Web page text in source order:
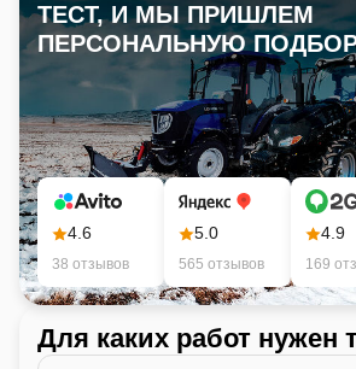
ТЕСТ, И МЫ ПРИШЛЕМ
ПЕРСОНАЛЬНУЮ
4.6
38 отзывов
5.0
565 отзывов
4.9
169
Для каких работ нужен